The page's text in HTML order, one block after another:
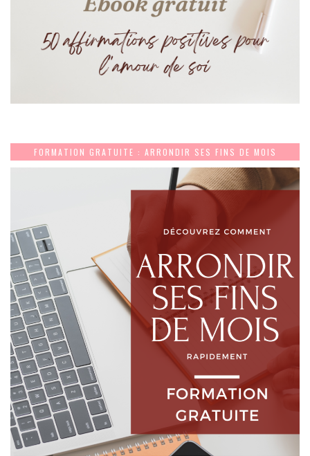
FORMATION GRATUITE : ARRONDIR SES FINS DE MOIS